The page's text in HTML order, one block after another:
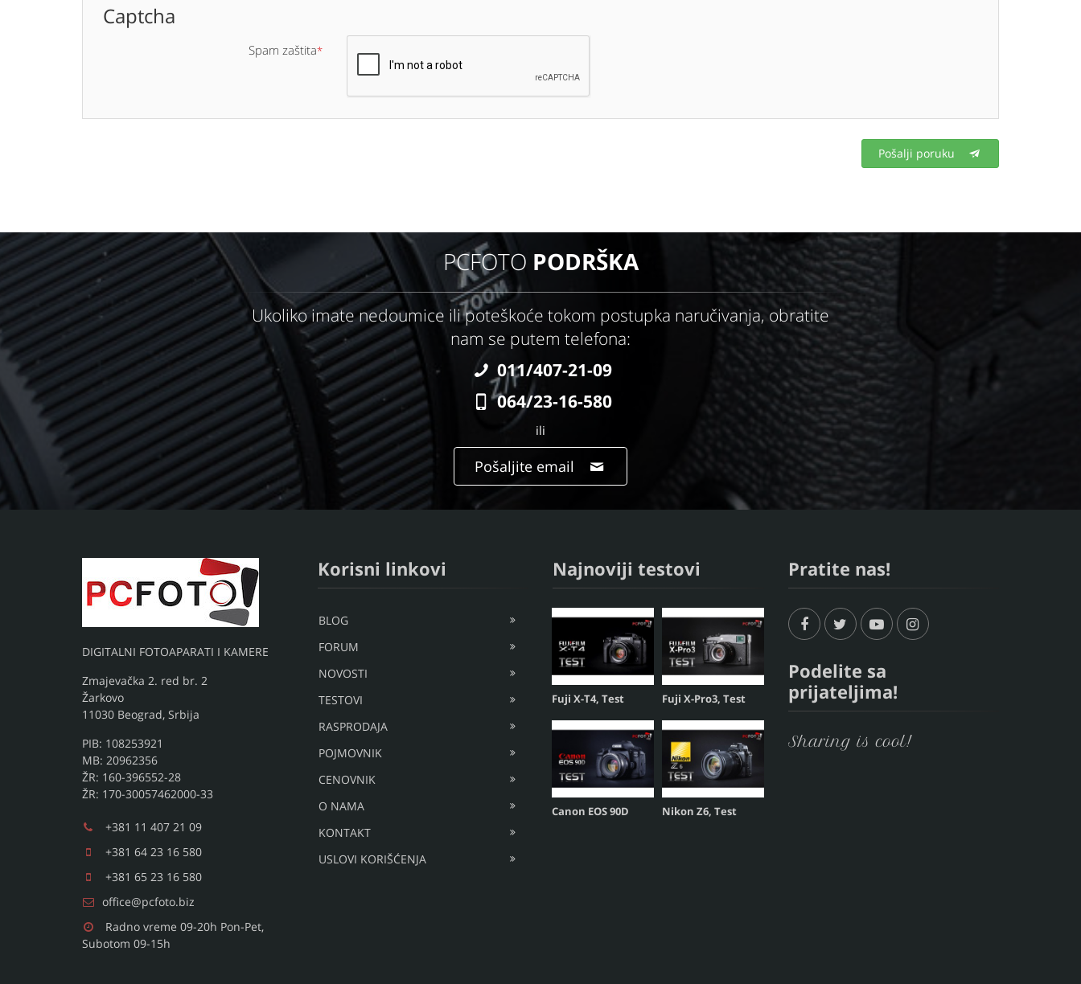
Captcha
Spam zaštita*
Pošalji poruku
PCFOTO PODRŠKA
Ukoliko imate nedoumice ili poteškoće tokom postupka naručivanja, obratite
nam se putem telefona:
011/407-21-09
064/23-16-580
ili
Pošaljite email
DIGITALNI FOTOAPARATI I KAMERE
Zmajevačka 2. red br. 2
Žarkovo
11030 Beograd, Srbija
PIB: 108253921
MB: 20962356
ŽR: 160-396552-28
ŽR: 170-30057462000-33
+381 11 407 21 09
+381 64 23 16 580
+381 65 23 16 580
office@pcfoto.biz
Radno vreme 09-20h Pon-Pet,
Subotom 09-15h
Korisni linkovi
BLOG
FORUM
NOVOSTI
TESTOVI
RASPRODAJA
POJMOVNIK
CENOVNIK
O NAMA
KONTAKT
USLOVI KORIŠĆENJA
Najnoviji testovi
Fuji X-T4, Test Fuji X-Pro3, Test
Canon EOS 90D Nikon Z6, Test
Pratite nas!
Podelite sa
prijateljima!
Sharing is cool!